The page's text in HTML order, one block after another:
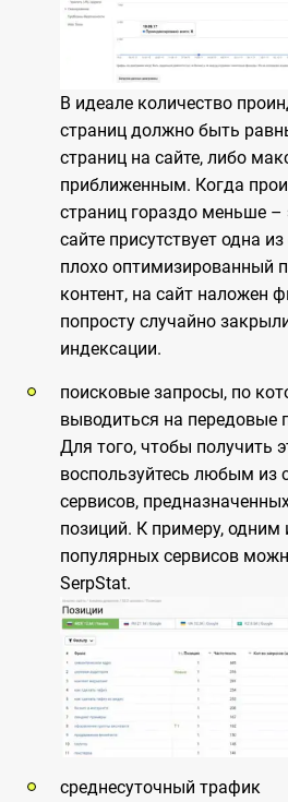
В идеале количество
страниц должно быть
страниц на сайте, либо
приближенным. Когда
страниц гораздо меньше –
сайте присутствует одна
плохо оптимизированный
контент, на сайт наложен
попросту случайно
индексации.
поисковые запросы, по
выводиться на передовые
Для того, чтобы получить
воспользуйтесь любым из
сервисов,
позиций. К примеру, одним
популярных сервисов
SerpStat.
среднесуточный трафик